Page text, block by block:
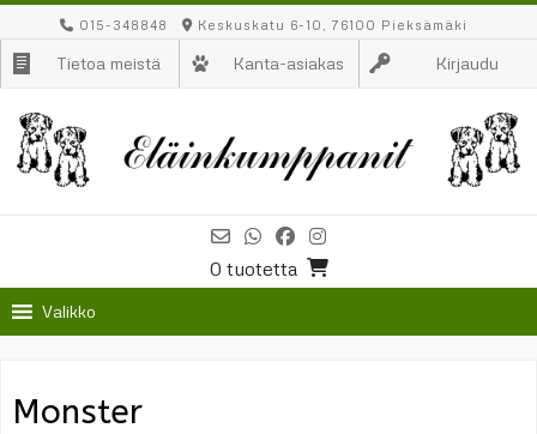
to
content
015-348848 Keskuskatu 6-10, 76100 Pieksämäki
Tietoa meistä Kanta-asiakas Kirjaudu
0 tuotetta
Valikko
Monster